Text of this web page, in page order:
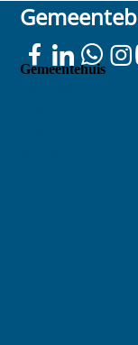
Gemeentehuis